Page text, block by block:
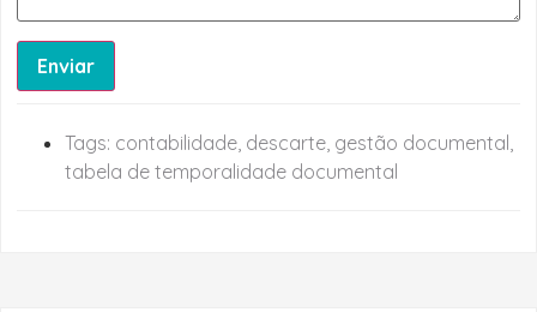
Enviar
Tags: contabilidade descarte gestão documental
tabela de temporalidade documental